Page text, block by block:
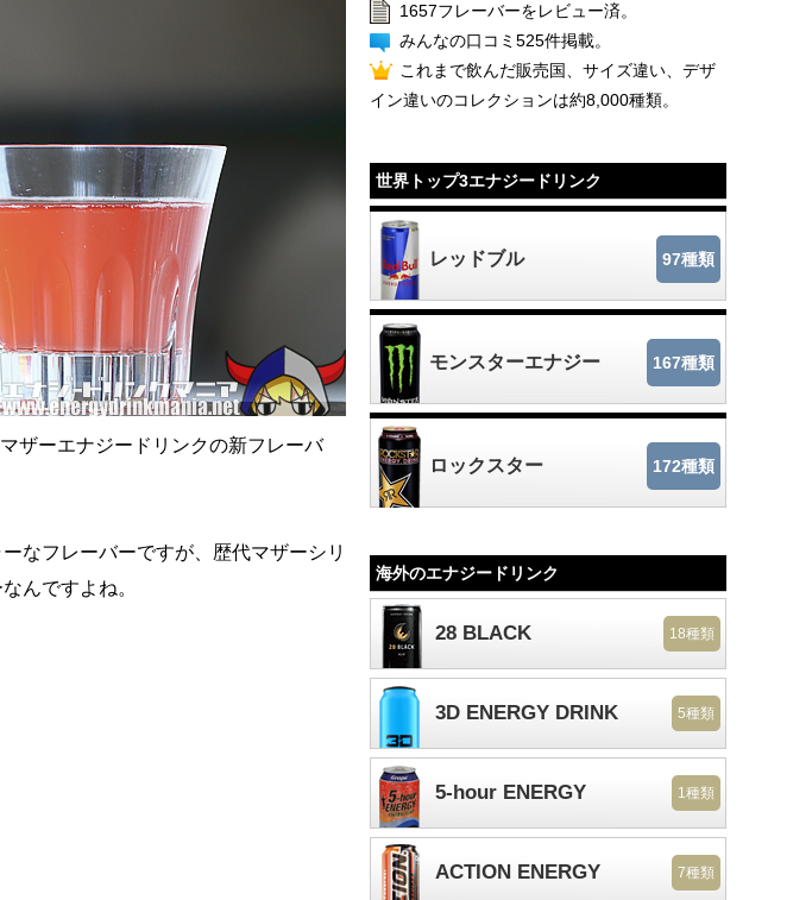
ザーエナジードリンクの新フレーバ
なフレーバーですが、歴代マザーシリ
んですよね。
1657フレーバーをレビュー済。
みんなの口コミ525件掲載。
これまで飲んだ販売国、サイズ違い、デザ
イン違いのコレクションは約8,000種類。
世界トップ3エナジードリンク
レッドブル 97種類
モンスターエナジー 167種類
ロックスター 172種類
海外のエナジードリンク
28 BLACK 18種類
3D ENERGY DRINK 5種類
5-hour ENERGY 1種類
ACTION ENERGY 7種類